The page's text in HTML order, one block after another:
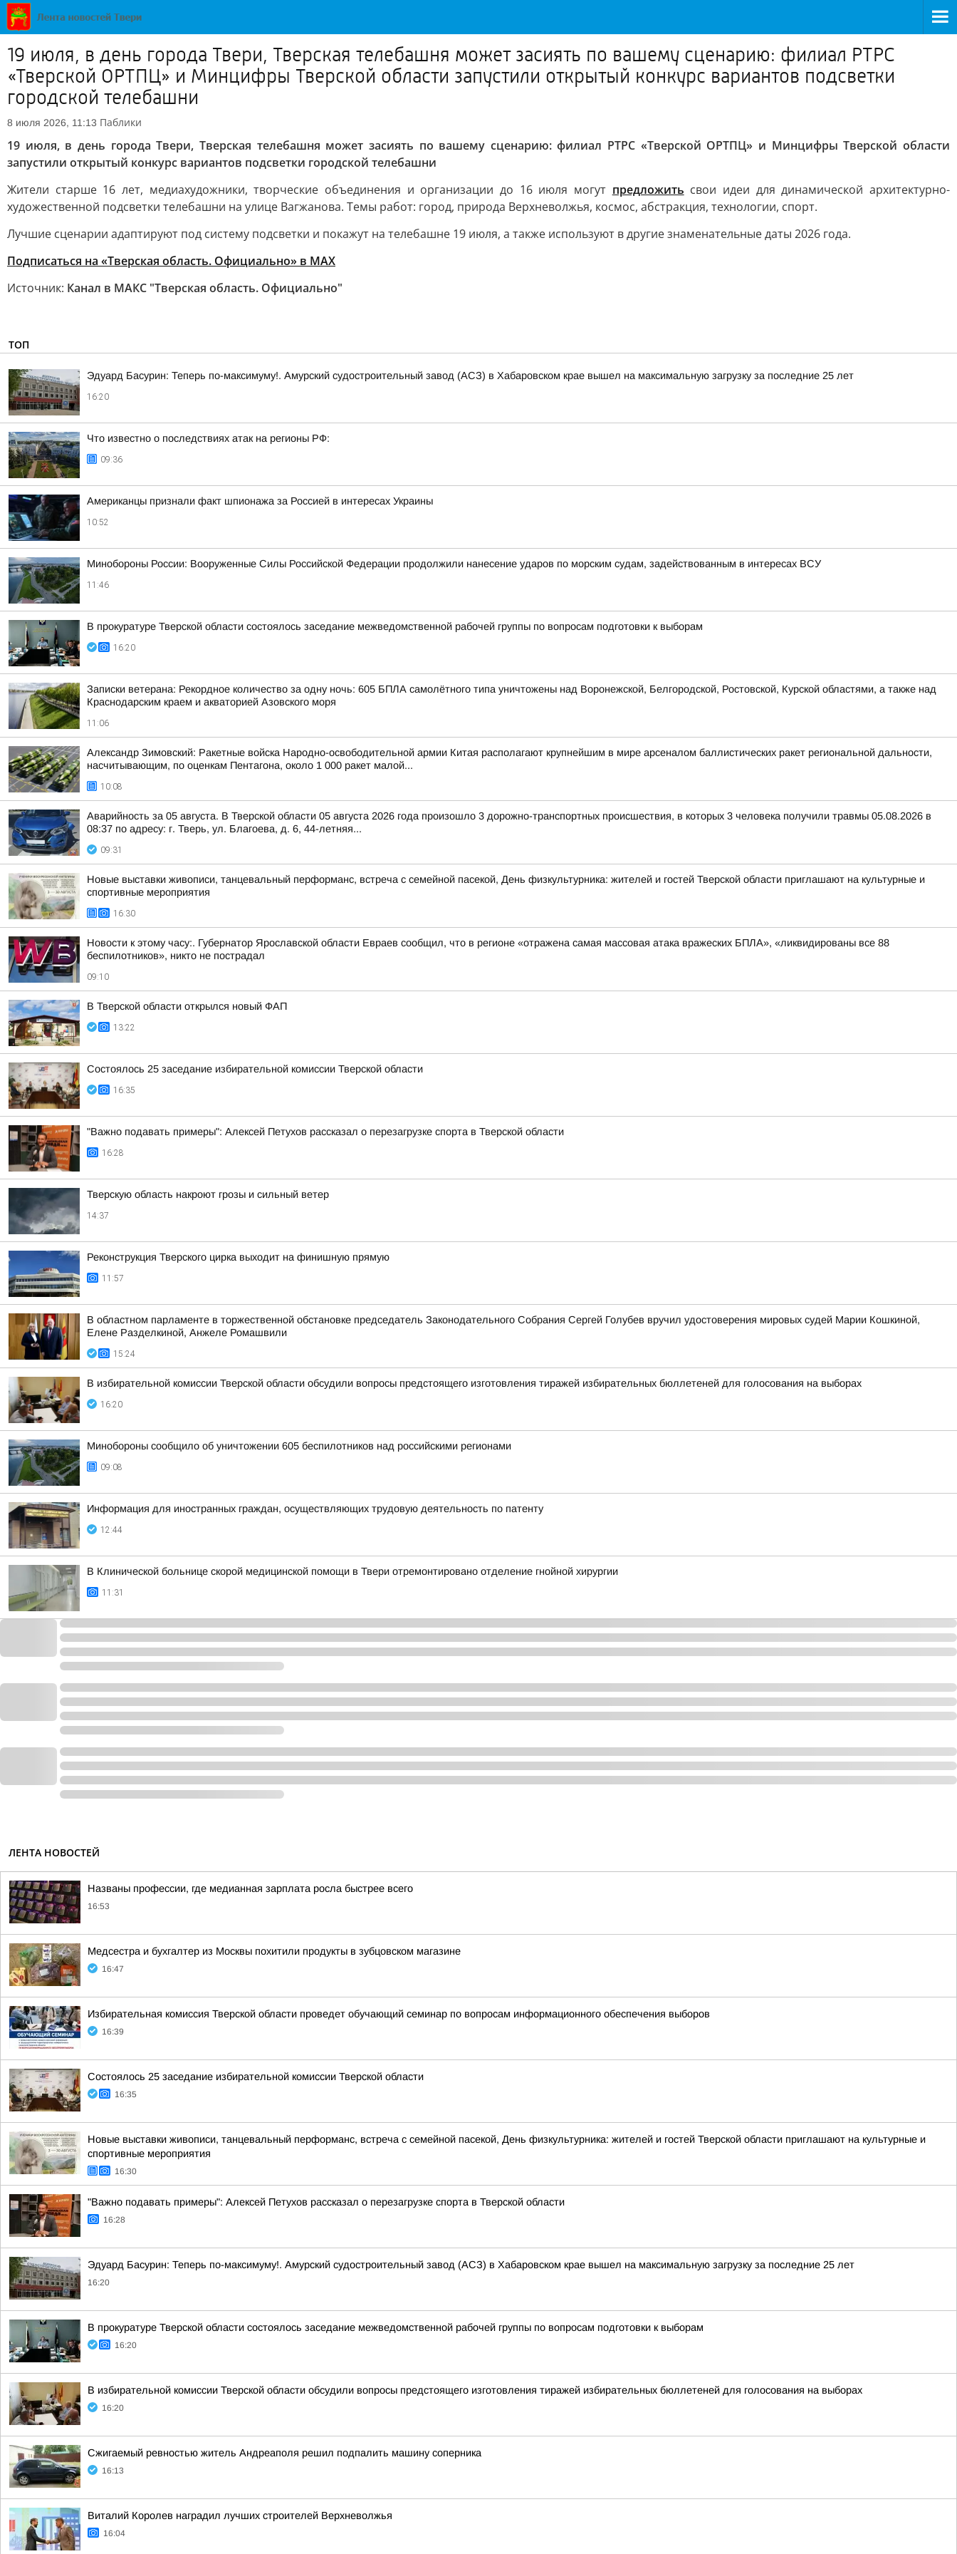
19 июля, в день города Твери, Тверская телебашня может засиять по вашему сценарию: филиал РТРС
«Тверской ОРТПЦ» и Минцифры Тверской области запустили открытый конкурс вариантов подсветки
городской телебашни
8 июля 2026, 11:13 Паблики
19 июля, в день города Твери, Тверская телебашня может засиять по вашему сценарию: филиал РТРС «Тверской ОРТПЦ» и Минцифры Тверской области
запустили открытый конкурс вариантов подсветки городской телебашни
Жители старше 16 лет, медиахудожники, творческие объединения и организации до 16 июля могут предложить свои идеи для динамической архитектурно-
художественной подсветки телебашни на улице Вагжанова. Темы работ: город, природа Верхневолжья, космос, абстракция, технологии, спорт.
Лучшие сценарии адаптируют под систему подсветки и покажут на телебашне 19 июля, а также используют в другие знаменательные даты 2026 года.
Подписаться на «Тверская область. Официально» в МАХ
Источник: Канал в МАКС "Тверская область. Официально"
ТОП
Эдуард Басурин: Теперь по-максимуму!. Амурский судостроительный завод (АСЗ) в Хабаровском крае вышел на максимальную загрузку за последние 25 лет
16:20
Что известно о последствиях атак на регионы РФ:
09:36
Американцы признали факт шпионажа за Россией в интересах Украины
10:52
Минобороны России: Вооруженные Силы Российской Федерации продолжили нанесение ударов по морским судам, задействованным в интересах ВСУ
11:46
В прокуратуре Тверской области состоялось заседание межведомственной рабочей группы по вопросам подготовки к выборам
16:20
Записки ветерана: Рекордное количество за одну ночь: 605 БПЛА самолётного типа уничтожены над Воронежской, Белгородской, Ростовской, Курской областями, а также над
Краснодарским краем и акваторией Азовского моря
11:06
Александр Зимовский: Ракетные войска Народно-освободительной армии Китая располагают крупнейшим в мире арсеналом баллистических ракет региональной дальности,
насчитывающим, по оценкам Пентагона, около 1 000 ракет малой...
10:08
Аварийность за 05 августа. В Тверской области 05 августа 2026 года произошло 3 дорожно-транспортных происшествия, в которых 3 человека получили травмы 05.08.2026 в
08:37 по адресу: г. Тверь, ул. Благоева, д. 6, 44-летняя...
09:31
Новые выставки живописи, танцевальный перформанс, встреча с семейной пасекой, День физкультурника: жителей и гостей Тверской области приглашают на культурные и
спортивные мероприятия
16:30
Новости к этому часу:. Губернатор Ярославской области Евраев сообщил, что в регионе «отражена самая массовая атака вражеских БПЛА», «ликвидированы все 88
беспилотников», никто не пострадал
09:10
В Тверской области открылся новый ФАП
13:22
Состоялось 25 заседание избирательной комиссии Тверской области
16:35
"Важно подавать примеры": Алексей Петухов рассказал о перезагрузке спорта в Тверской области
16:28
Тверскую область накроют грозы и сильный ветер
14:37
Реконструкция Тверского цирка выходит на финишную прямую
11:57
В областном парламенте в торжественной обстановке председатель Законодательного Собрания Сергей Голубев вручил удостоверения мировых судей Марии Кошкиной,
Елене Разделкиной, Анжеле Ромашвили
15:24
В избирательной комиссии Тверской области обсудили вопросы предстоящего изготовления тиражей избирательных бюллетеней для голосования на выборах
16:20
Минобороны сообщило об уничтожении 605 беспилотников над российскими регионами
09:08
Информация для иностранных граждан, осуществляющих трудовую деятельность по патенту
12:44
В Клинической больнице скорой медицинской помощи в Твери отремонтировано отделение гнойной хирургии
11:31
ЛЕНТА НОВОСТЕЙ
Названы профессии, где медианная зарплата росла быстрее всего
16:53
Медсестра и бухгалтер из Москвы похитили продукты в зубцовском магазине
16:47
Избирательная комиссия Тверской области проведет обучающий семинар по вопросам информационного обеспечения выборов
16:39
Состоялось 25 заседание избирательной комиссии Тверской области
16:35
Новые выставки живописи, танцевальный перформанс, встреча с семейной пасекой, День физкультурника: жителей и гостей Тверской области приглашают на культурные и
спортивные мероприятия
16:30
"Важно подавать примеры": Алексей Петухов рассказал о перезагрузке спорта в Тверской области
16:28
Эдуард Басурин: Теперь по-максимуму!. Амурский судостроительный завод (АСЗ) в Хабаровском крае вышел на максимальную загрузку за последние 25 лет
16:20
В прокуратуре Тверской области состоялось заседание межведомственной рабочей группы по вопросам подготовки к выборам
16:20
В избирательной комиссии Тверской области обсудили вопросы предстоящего изготовления тиражей избирательных бюллетеней для голосования на выборах
16:20
Сжигаемый ревностью житель Андреаполя решил подпалить машину соперника
16:13
Виталий Королев наградил лучших строителей Верхневолжья
16:04